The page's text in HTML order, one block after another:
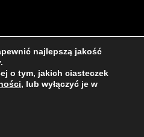
najlepszą jakość
o tym, jakich ciasteczek
, lub wyłączyć je w